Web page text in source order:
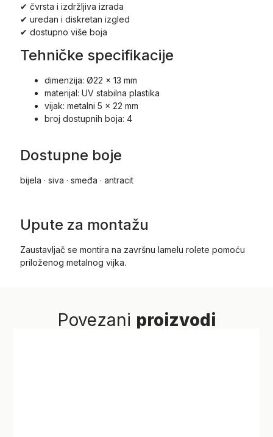
✔ čvrsta i izdržljiva izrada
✔ uredan i diskretan izgled
✔ dostupno više boja
Tehničke specifikacije
dimenzija: Ø22 × 13 mm
materijal: UV stabilna plastika
vijak: metalni 5 × 22 mm
broj dostupnih boja: 4
Dostupne boje
bijela · siva · smeđa · antracit
Upute za montažu
Zaustavljač se montira na završnu lamelu rolete pomoću
priloženog metalnog vijka.
Povezani proizvodi